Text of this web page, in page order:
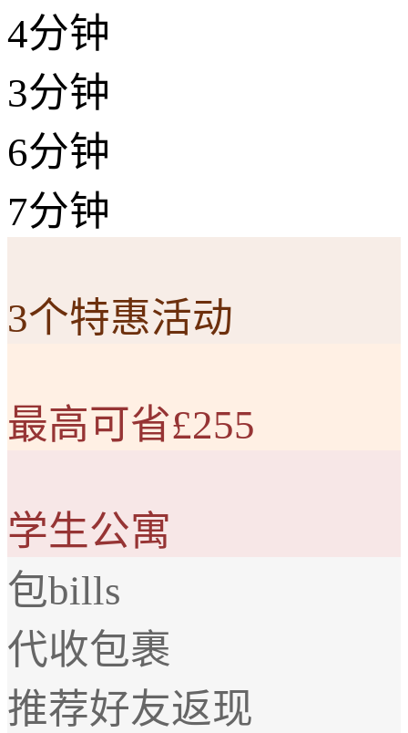
4分钟
3分钟
6分钟
7分钟
3个特惠活动
最高可省£255
学生公寓
包bills
代收包裹
推荐好友返现